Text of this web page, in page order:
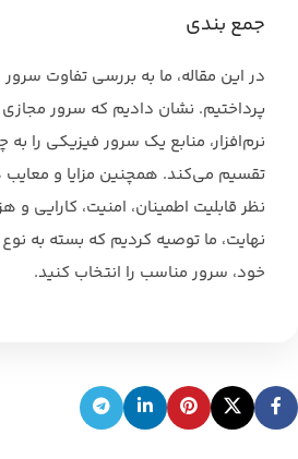
جمع بندی
در این مقاله، ما به بررسی تفاوت
پرداختیم. نشان دادیم که سرور مجازی
نرم‌افزار، منابع یک سرور فیزیکی را
تقسیم می‌کند. همچنین مزایا و معایب
نظر قابلیت اطمینان، امنیت، کارایی و
نهایت، ما توصیه کردیم که بسته به
خود، سرور مناسب را انتخاب کنید.